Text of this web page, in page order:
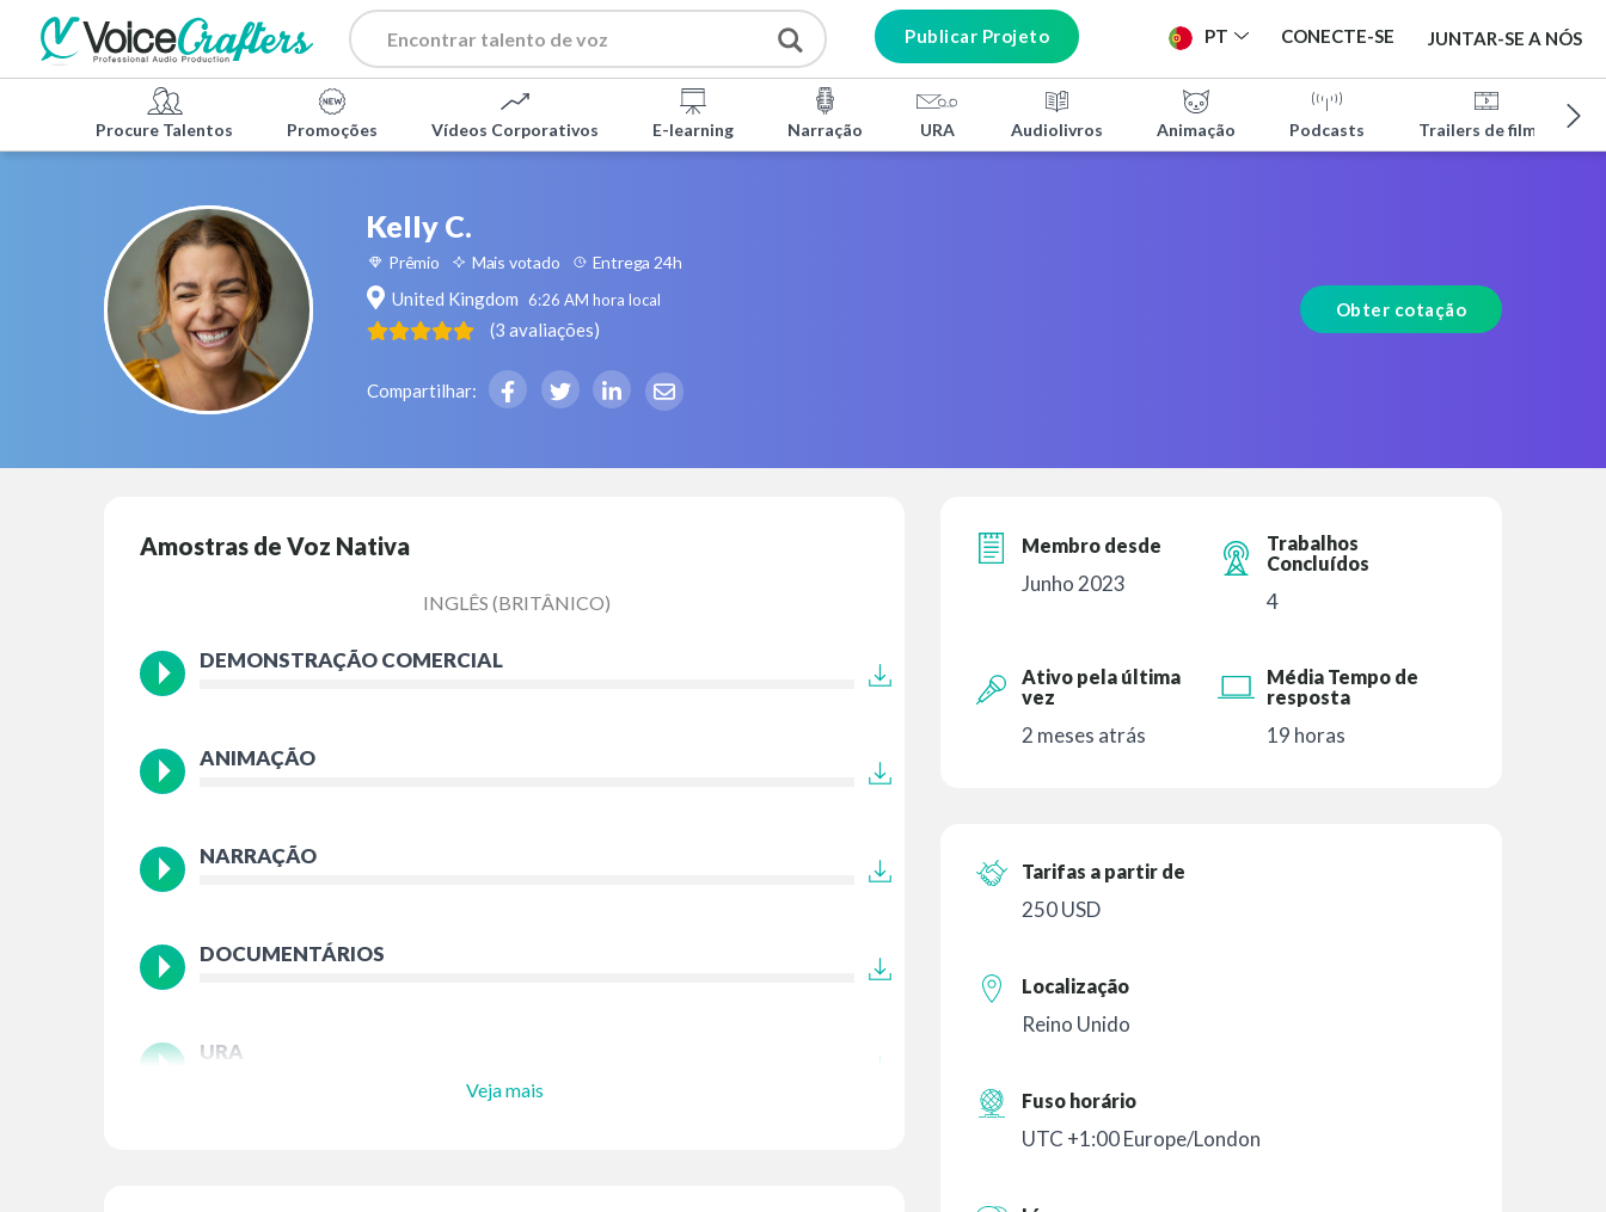
Publicar Projeto PT CONECTE-SE JUNTAR-SE A NÓS
Procure Talentos Promoções Vídeos Corporativos E-learning Narração URA Audiolivros Animação Podcasts Trailers de filmes
Kelly C.
Prêmio Mais votado Entrega 24h
United Kingdom 6:26 AM hora local
(3 avaliações)
Compartilhar:
Obter cotação
Amostras de Voz Nativa
INGLÊS (BRITÂNICO)
DEMONSTRAÇÃO COMERCIAL
ANIMAÇÃO
NARRAÇÃO
DOCUMENTÁRIOS
URA
Veja mais
Membro desde
Junho 2023
Trabalhos
Concluídos
4
Ativo pela última
vez
2 meses atrás
Média Tempo de
resposta
19 horas
Tarifas a partir de
250 USD
Localização
Reino Unido
Fuso horário
UTC +1:00 Europe/London